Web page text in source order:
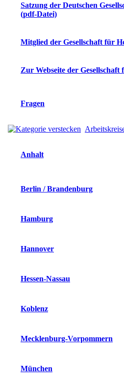
Satzung der Deutschen
(pdf-Datei)
Mitglied der Gesellschaft für
Zur Webseite der Gesellschaft
Fragen
Anhalt
Berlin / Brandenburg
Hamburg
Hannover
Hessen-Nassau
Koblenz
Mecklenburg-Vorpommern
München